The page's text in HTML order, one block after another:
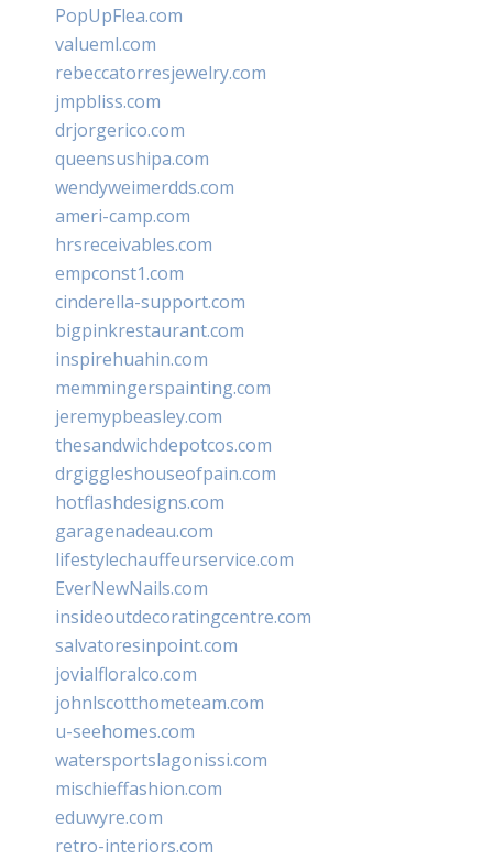
PopUpFlea.com
valueml.com
rebeccatorresjewelry.com
jmpbliss.com
drjorgerico.com
queensushipa.com
wendyweimerdds.com
ameri-camp.com
hrsreceivables.com
empconst1.com
cinderella-support.com
bigpinkrestaurant.com
inspirehuahin.com
memmingerspainting.com
jeremypbeasley.com
thesandwichdepotcos.com
drgiggleshouseofpain.com
hotflashdesigns.com
garagenadeau.com
lifestylechauffeurservice.com
EverNewNails.com
insideoutdecoratingcentre.com
salvatoresinpoint.com
jovialfloralco.com
johnlscotthometeam.com
u-seehomes.com
watersportslagonissi.com
mischieffashion.com
eduwyre.com
retro-interiors.com